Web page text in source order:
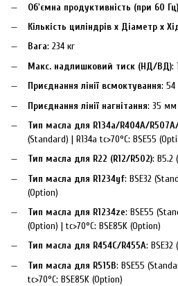
Об'ємна продуктивність (при 60 Гц)
Кількість циліндрів x Діаметр x
Вага: 234 кг
Макс. надлишковий тиск (НД/ВД):
Приєднання лінії всмоктування:
Приєднання лінії нагнітання: 35 мм
Тип масла для R134a/R404A/
(Standard) | R134a tc>70°C: BSE55
Тип масла для R22 (R12/R502): B5.2
Тип масла для R1234yf: BSE32
(Option)
Тип масла для R1234ze: BSE55
(Option) | tc>70°C: BSE85K (Option)
Тип масла для R454C/R455A:
Тип масла для R515B: BSE55
tc>70°C: BSE85K (Option)